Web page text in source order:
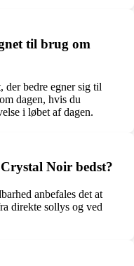
til brug om
der bedre egner sig til
dagen, hvis du
i løbet af dagen.
Noir bedst?
anbefales det at
direkte sollys og ved